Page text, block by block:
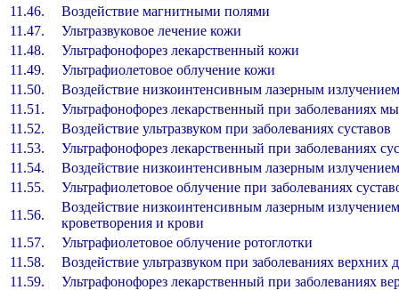
11.46.
Воздействие магнитными полями
11.47.
Ультразвуковое лечение кожи
11.48.
Ультрафонофорез лекарственный кожи
11.49.
Ультрафиолетовое облучение кожи
11.50.
Воздействие низкоинтенсивным лазерным
11.51.
Ультрафонофорез лекарственный при заболеваниях
11.52.
Воздействие ультразвуком при заболеваниях суставов
11.53.
Ультрафонофорез лекарственный при заболеваниях
11.54.
Воздействие низкоинтенсивным лазерным
11.55.
Ультрафиолетовое облучение при заболеваниях
11.56.
Воздействие низкоинтенсивным лазерным
кроветворения и крови
11.57.
Ультрафиолетовое облучение ротоглотки
11.58.
Воздействие ультразвуком при заболеваниях верхних
11.59.
Ультрафонофорез лекарственный при заболеваниях